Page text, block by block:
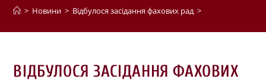
> Новини > Відбулося засідання фахових рад >
ВІДБУЛОСЯ ЗАСІДАННЯ ФАХОВИХ